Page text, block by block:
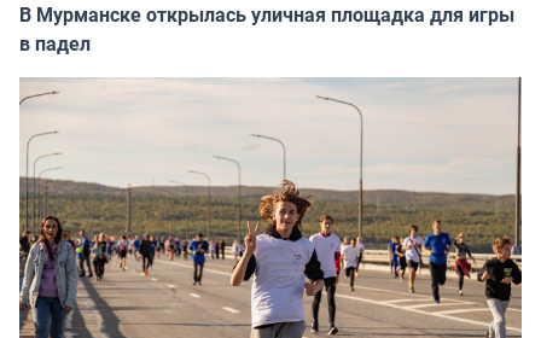
В Мурманске открылась уличная площадка для игры
в падел